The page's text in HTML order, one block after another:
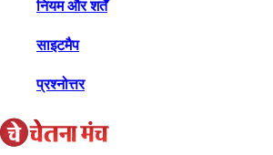
नियम और शर्तें
साइटमैप
प्रश्नोत्तर